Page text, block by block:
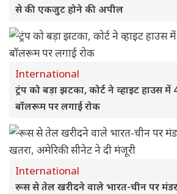
से की एकजुट होने की अपील
International
ट्रंप को बड़ा झटका, कोर्ट ने व्हाइट हाउस
बॉलरूम पर लगाई रोक
International
रूस से तेल खरीदने वाले भारत-चीन पर